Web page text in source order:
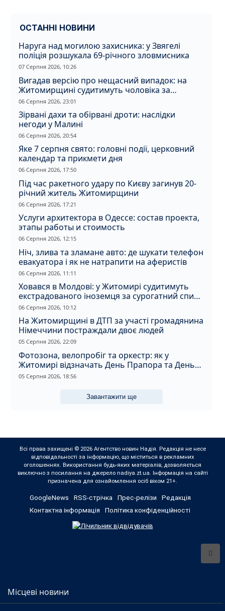
ОСТАННІ НОВИНИ
Наруга над могилою захисника: у Звягелі
поліція розшукала 69-річного зловмисника
07 Серпня 2026, 10:26
Вигадав версію про нещасний випадок: на
Житомирщині судитимуть чоловіка за
вбивство співмешканки
06 Серпня 2026, 23:01
Зірвані дахи та обірвані дроти: наслідки
негоди у Малині
06 Серпня 2026, 20:54
Яке 7 серпня свято: головні події, церковний
календар та прикмети дня
06 Серпня 2026, 17:50
Під час ракетного удару по Києву загинув 20-
річний житель Житомирщини
06 Серпня 2026, 17:21
Услуги архитектора в Одессе: состав проекта,
этапы работы и стоимость
06 Серпня 2026, 12:15
Ніч, злива та зламане авто: де шукати телефон
евакуатора і як не натрапити на аферистів
06 Серпня 2026, 11:11
Ховався в Молдові: у Житомирі судитимуть
екстрадованого іноземця за сурогатний спирт
і відмивання грошей
06 Серпня 2026, 10:12
На Житомирщині в ДТП за участі громадянина
Німеччини постраждали двоє людей
05 Серпня 2026, 22:09
Фотозона, велопробіг та оркестр: як у
Житомирі відзначать День Прапора та День
Незалежності
05 Серпня 2026, 18:56
Завантажити ще
Всі права захищені © 2026 Агентство новин Надія. Редакція не несе
відповідальності за інформацію, що міститься в рекламних
оголошеннях. Використання будь-яких матеріалів, дозволяється
виключно з посилання на джерело nadiya.zt.ua. Інформація на сайті
призначена для ознайомлення осіб віком 21+.
GoogleNews RSS-стрічка Прес-релізи
Редакція
Контактна інформація
Політика конфіденційності
Місцеві новини